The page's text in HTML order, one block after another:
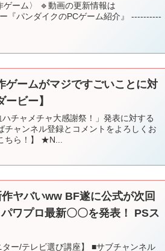
ーム〉 🔹動画の更新情報は
『パンダイクのPCゲーム紹介』 ----------
ゲームがマジですごいことに対
ビー】
チャメチャ大感謝祭！」発表に対する
ャンネル登録とコメントをよろしくお
ちら！】 ★N...
ヤバいww BF遂に公式が次回
ワプロ最新〇〇を発表！ PSス
ー/テレビ選び講座】 ■サブチャンネル